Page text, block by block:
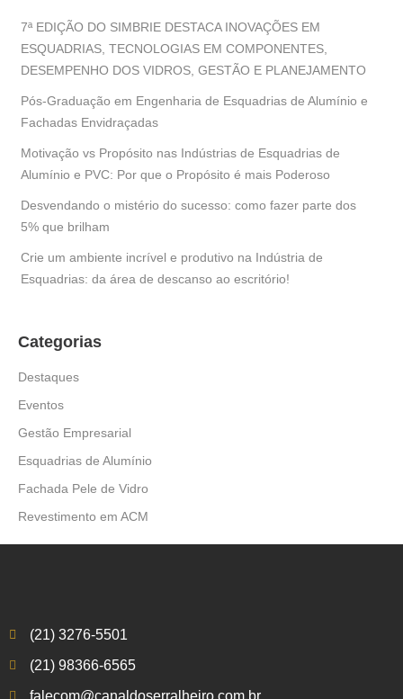
7ª EDIÇÃO DO SIMBRIE DESTACA INOVAÇÕES EM
ESQUADRIAS, TECNOLOGIAS EM COMPONENTES,
DESEMPENHO DOS VIDROS, GESTÃO E PLANEJAMENTO
Pós-Graduação em Engenharia de Esquadrias de Alumínio e
Fachadas Envidraçadas
Motivação vs Propósito nas Indústrias de Esquadrias de
Alumínio e PVC: Por que o Propósito é mais Poderoso
Desvendando o mistério do sucesso: como fazer parte dos
5% que brilham
Crie um ambiente incrível e produtivo na Indústria de
Esquadrias: da área de descanso ao escritório!
Categorias
Destaques
Eventos
Gestão Empresarial
Esquadrias de Alumínio
Fachada Pele de Vidro
Revestimento em ACM
(21) 3276-5501
(21) 98366-6565